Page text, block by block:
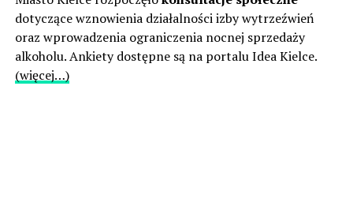
dotyczące wznowienia działalności izby wytrzeźwień
oraz wprowadzenia ograniczenia nocnej sprzedaży
alkoholu. Ankiety dostępne są na portalu Idea Kielce.
(więcej…)